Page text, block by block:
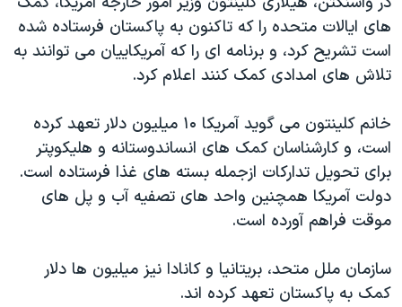
های ایالات متحده را که تاکنون به پاکستان فرستاده شده
است تشریح کرد، و برنامه ای را که آمریکاییان می توانند به
تلاش های امدادی کمک کنند اعلام کرد.
خانم کلینتون می گوید آمریکا ۱۰ میلیون دلار تعهد کرده
است، و کارشناسان کمک های انساندوستانه و هلیکوپتر
برای تحویل تدارکات ازجمله بسته های غذا فرستاده است.
دولت آمریکا همچنین واحد های تصفیه آب و پل های
موقت فراهم آورده است.
سازمان ملل متحد، بریتانیا و کانادا نیز میلیون ها دلار
کمک به پاکستان تعهد کرده اند.